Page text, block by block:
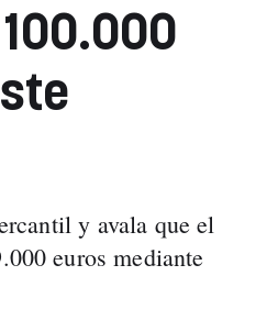
y avala que el
euros mediante